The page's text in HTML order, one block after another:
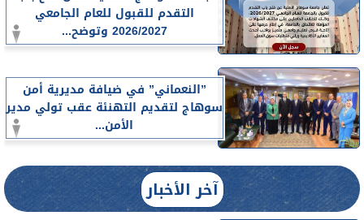
التقدم للقبول للعام الجامعي
2026/2027 وتوضح...
”النعماني” في ضيافة مديرية أمن
سوهاج لتقديم التهنئة عقب تولي مدير
الأمن...
آخر الأخبار